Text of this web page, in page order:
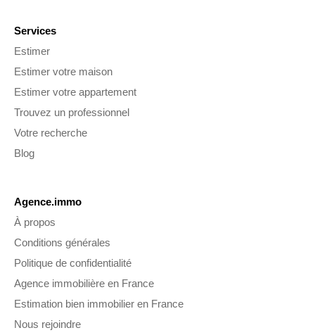
Services
Estimer
Estimer votre maison
Estimer votre appartement
Trouvez un professionnel
Votre recherche
Blog
Agence.immo
À propos
Conditions générales
Politique de confidentialité
Agence immobilière en France
Estimation bien immobilier en France
Nous rejoindre